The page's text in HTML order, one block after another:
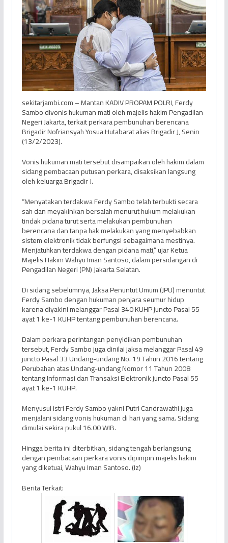
sekitarjambi.com – Mantan KADIV PROPAM POLRI, Ferdy
Sambo divonis hukuman mati oleh majelis hakim Pengadilan
Negeri Jakarta, terkait perkara pembunuhan berencana
Brigadir Nofriansyah Yosua Hutabarat alias Brigadir J, Senin
(13/2/2023).
Vonis hukuman mati tersebut disampaikan oleh hakim dalam
sidang pembacaan putusan perkara, disaksikan langsung
oleh keluarga Brigadir J.
“Menyatakan terdakwa Ferdy Sambo telah terbukti secara
sah dan meyakinkan bersalah menurut hukum melakukan
tindak pidana turut serta melakukan pembunuhan
berencana dan tanpa hak melakukan yang menyebabkan
sistem elektronik tidak berfungsi sebagaimana mestinya.
Menjatuhkan terdakwa dengan pidana mati,” ujar Ketua
Majelis Hakim Wahyu Iman Santoso, dalam persidangan di
Pengadilan Negeri (PN) Jakarta Selatan.
Di sidang sebelumnya, Jaksa Penuntut Umum (JPU) menuntut
Ferdy Sambo dengan hukuman penjara seumur hidup
karena diyakini melanggar Pasal 340 KUHP juncto Pasal 55
ayat 1 ke-1 KUHP tentang pembunuhan berencana.
Dalam perkara perintangan penyidikan pembunuhan
tersebut, Ferdy Sambo juga dinilai jaksa melanggar Pasal 49
juncto Pasal 33 Undang-undang No. 19 Tahun 2016 tentang
Perubahan atas Undang-undang Nomor 11 Tahun 2008
tentang Informasi dan Transaksi Elektronik juncto Pasal 55
ayat 1 ke-1 KUHP.
Menyusul istri Ferdy Sambo yakni Putri Candrawathi juga
menjalani sidang vonis hukuman di hari yang sama. Sidang
dimulai sekira pukul 16.00 WIB.
Hingga berita ini diterbitkan, sidang tengah berlangsung
dengan pembacaan perkara vonis dipimpin majelis hakim
yang diketuai, Wahyu Iman Santoso. (Iz)
Berita Terkait: